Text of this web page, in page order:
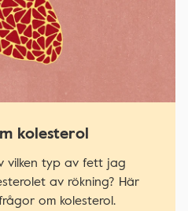
kolesterol
vilken typ av fett jag
av rökning? Här
om kolesterol.